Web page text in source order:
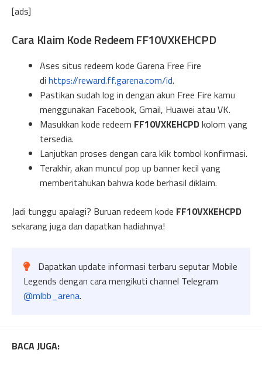
[ads]
Cara Klaim Kode Redeem FF10VXKEHCPD
Ases situs redeem kode Garena Free Fire
di https://reward.ff.garena.com/id.
Pastikan sudah log in dengan akun Free Fire kamu
menggunakan Facebook, Gmail, Huawei atau VK.
Masukkan kode redeem FF10VXKEHCPDkolom yang
tersedia.
Lanjutkan proses dengan cara klik tombol konfirmasi.
Terakhir, akan muncul pop up banner kecil yang
memberitahukan bahwa kode berhasil diklaim.
Jadi tunggu apalagi? Buruan redeem kode FF10VXKEHCPD
sekarang juga dan dapatkan hadiahnya!
Dapatkan update informasi terbaru seputar Mobile
Legends dengan cara mengikuti channel Telegram
@mlbb_arena.
BACA JUGA: